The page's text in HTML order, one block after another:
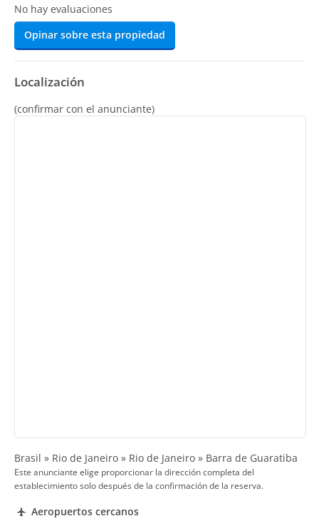
No hay evaluaciones
Opinar sobre esta propiedad
Localización
(confirmar con el anunciante)
Brasil » Rio de Janeiro » Rio de Janeiro » Barra de Guaratiba
Este anunciante elige proporcionar la dirección completa del
establecimiento solo después de la confirmación de la reserva.
Aeropuertos cercanos